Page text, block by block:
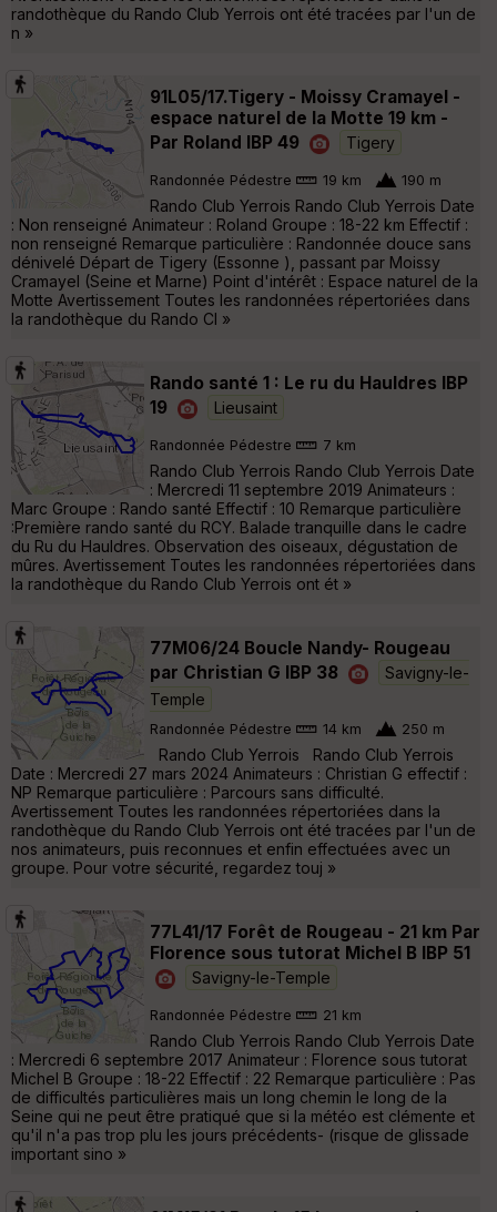
randothèque du Rando Club Yerrois ont été tracées par l'un de
n »
91L05/17.Tigery - Moissy Cramayel -
espace naturel de la Motte 19 km -
Par Roland IBP 49
Tigery
Randonnée Pédestre 19 km 190 m
Rando Club Yerrois Rando Club Yerrois Date
: Non renseigné Animateur : Roland Groupe : 18-22 km Effectif :
non renseigné Remarque particulière : Randonnée douce sans
dénivelé Départ de Tigery (Essonne ), passant par Moissy
Cramayel (Seine et Marne) Point d'intérêt : Espace naturel de la
Motte Avertissement Toutes les randonnées répertoriées dans
la randothèque du Rando Cl »
Rando santé 1 : Le ru du Hauldres IBP
19
Lieusaint
Randonnée Pédestre 7 km
Rando Club Yerrois Rando Club Yerrois Date
: Mercredi 11 septembre 2019 Animateurs :
Marc Groupe : Rando santé Effectif : 10 Remarque particulière
:Première rando santé du RCY. Balade tranquille dans le cadre
du Ru du Hauldres. Observation des oiseaux, dégustation de
mûres. Avertissement Toutes les randonnées répertoriées dans
la randothèque du Rando Club Yerrois ont ét »
77M06/24 Boucle Nandy- Rougeau
par Christian G IBP 38
Savigny-le-
Temple
Randonnée Pédestre 14 km 250 m
Rando Club Yerrois Rando Club Yerrois
Date : Mercredi 27 mars 2024 Animateurs : Christian G effectif :
NP Remarque particulière : Parcours sans difficulté.
Avertissement Toutes les randonnées répertoriées dans la
randothèque du Rando Club Yerrois ont été tracées par l'un de
nos animateurs, puis reconnues et enfin effectuées avec un
groupe. Pour votre sécurité, regardez touj »
77L41/17 Forêt de Rougeau - 21 km Par
Florence sous tutorat Michel B IBP 51
Savigny-le-Temple
Randonnée Pédestre 21 km
Rando Club Yerrois Rando Club Yerrois Date
: Mercredi 6 septembre 2017 Animateur : Florence sous tutorat
Michel B Groupe : 18-22 Effectif : 22 Remarque particulière : Pas
de difficultés particulières mais un long chemin le long de la
Seine qui ne peut être pratiqué que si la météo est clémente et
qu'il n'a pas trop plu les jours précédents- (risque de glissade
important sino »